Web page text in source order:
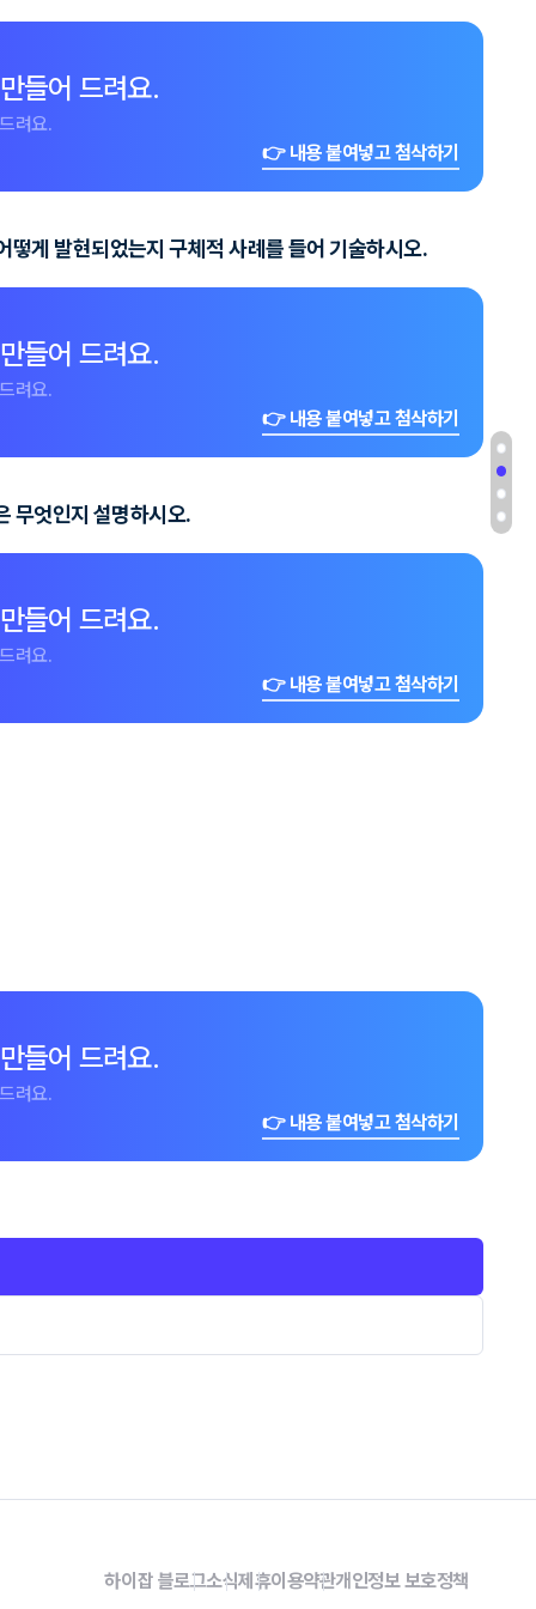
들어 드려요.
려요.
👉 내용 붙여넣고 첨삭하기
게 발현되었는지 구체적 사례를 들어 기술하시오.
들어 드려요.
려요.
👉 내용 붙여넣고 첨삭하기
무엇인지 설명하시오.
들어 드려요.
려요.
👉 내용 붙여넣고 첨삭하기
들어 드려요.
려요.
👉 내용 붙여넣고 첨삭하기
하이잡 블로그소식제휴이용약관개인정보 보호정책